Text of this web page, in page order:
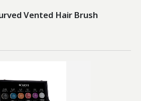
Vented Hair Brush